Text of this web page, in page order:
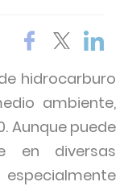
hidrocarburo
ambiente,
Aunque puede
en diversas